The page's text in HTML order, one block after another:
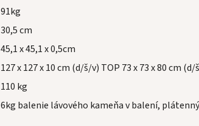
91kg
30,5 cm
45,1 x 45,1 x 0,5cm
127 x 127 x 10 cm (d/š/v) TOP 73 x 73 x 80 cm (d/
110 kg
6kg balenie lávového kameňa v balení,